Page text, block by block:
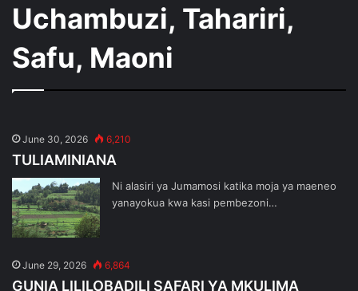
Uchambuzi, Tahariri,
Safu, Maoni
June 30, 2026 6,210
TULIAMINIANA
Ni alasiri ya Jumamosi katika moja ya maeneo
yanayokua kwa kasi pembezoni…
June 29, 2026 6,864
GUNIA LILILOBADILI SAFARI YA MKULIMA